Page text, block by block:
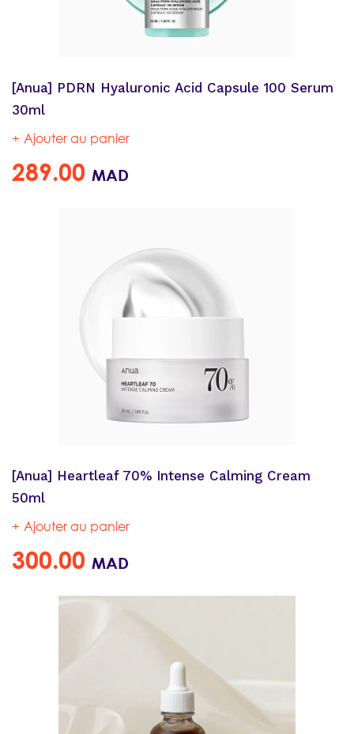
[Anua] PDRN Hyaluronic Acid Capsule 100 Serum
30ml
Ajouter au panier
289.00 MAD
[Anua] Heartleaf 70% Intense Calming Cream
50ml
Ajouter au panier
300.00 MAD